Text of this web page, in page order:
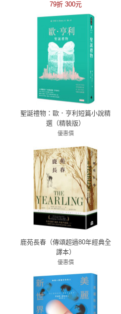
79折 300元
聖誕禮物：歐．亨利短篇小說精
選（精裝版）
優惠價
鹿苑長春（傳頌超過80年經典全
譯本）
優惠價
79折 395元